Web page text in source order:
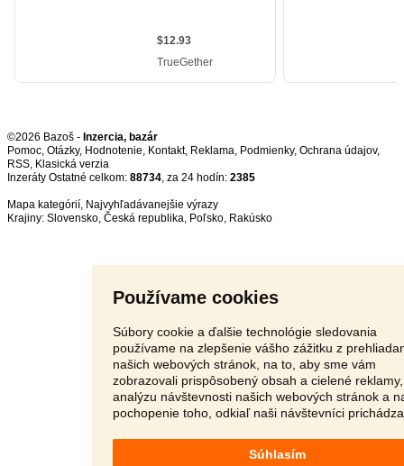
Používame cookies
Súbory cookie a ďalšie technológie sledovania
používame na zlepšenie vášho zážitku z
našich webových stránok, na to, aby sme vám
zobrazovali prispôsobený obsah a cielené
analýzu návštevnosti našich webových stránok a
pochopenie toho, odkiaľ naši návštevníci
Súhlasím
©2026 Bazoš - Inzercia, bazár
Pomoc, Otázky, Hodnotenie, Kontakt, Reklama, Podmienky, Ochrana údajov,
RSS,
Inzeráty Ostatné celkom: 88734, za 24 hodín: 2385
Mapa kategórií, Najvyhľadávanejšie výrazy
Krajiny: Slovensko, Česká republika, Poľsko, Rakúsko